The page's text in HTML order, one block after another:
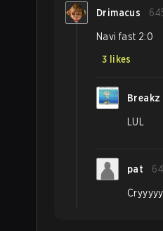
Drimacus
Navi fast 2:0
3 likes
Breakz
LUL
pat
Cryyyyy